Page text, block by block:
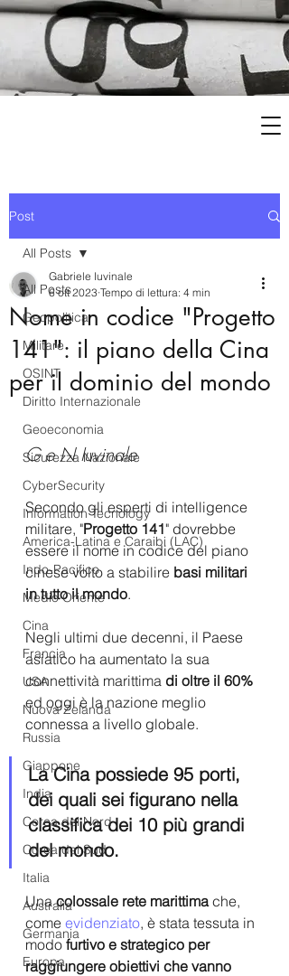
Post
All Posts
Geopolitica
Militare
OSINT
Diritto Internazionale
Geoeconomia
Sicurezza Nazionale
CyberSecurity
Information Tecnology
America-Latina e Caraibi (LAC)
Indo-Pacifico
Medio Oriente
Cina
Francia
USA
Nuova Zelanda
Russia
Giappone
India
Corea del Nord
Corea del Sud
Italia
Australia
Germania
Europa
All Posts
Nome in codice "Progetto
141": il piano della Cina
per il dominio del mondo
Gabriele Iuvinale
6 ott 2023 Tempo di lettura: 4 min
G e N Iuvinale
Secondo gli esperti di intelligence
militare, "Progetto 141" dovrebbe
essere il nome in codice del piano
cinese volto a stabilire basi militari
in tutto il mondo.
Negli ultimi due decenni, il Paese
asiatico ha aumentato la sua
connettività marittima di oltre il 60%
ed oggi è la nazione meglio
connessa a livello globale.
La Cina possiede 95 porti,
dei quali sei figurano nella
classifica dei 10 più grandi
del mondo.
Una colossale rete marittima che,
come evidenziato, è stata tessuta in
modo furtivo e strategico per
raggiungere obiettivi che vanno